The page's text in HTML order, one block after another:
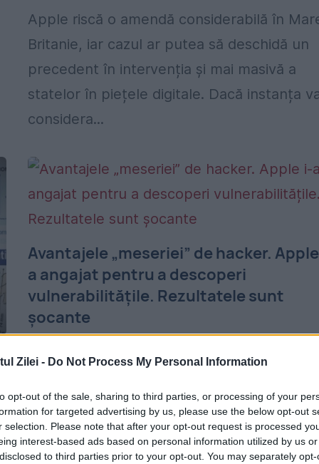
Zilei - Do Not Process My Personal Information
opt-out of the sale, sharing to third parties, or processing of your
for targeted advertising by us, please use the below opt-out
selection. Please note that after your opt-out request is processed
interest-based ads based on personal information utilized by us
to third parties prior to your opt-out. You may separately
Apple riscă o amendă considerabilă în
Britanie, iar cazul ar putea să deschidă un
precedent în intervenția și mai masivă a
statelor în piețele digitale. Dacă instanța
considera...
Avantajele „meseriei” de hacker.
a angajat pentru a descoperi
vulnerabilitățile. Rezultatele sunt
şocante
Un grup de hackeri au petrecut luni de
infrastructura online extinsă a Apple și au
găsit o serie de vulnerabilități - inclusiv una
care ar fi permis hackerilor...